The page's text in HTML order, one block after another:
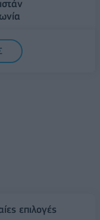
επιλογές